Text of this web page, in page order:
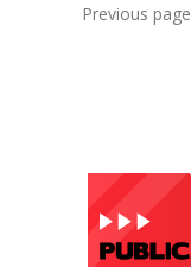
Previous page